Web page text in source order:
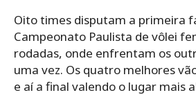
Oito times disputam a primeira
Campeonato Paulista de vôlei
rodadas, onde enfrentam os
uma vez. Os quatro melhores
e aí a final valendo o lugar mais